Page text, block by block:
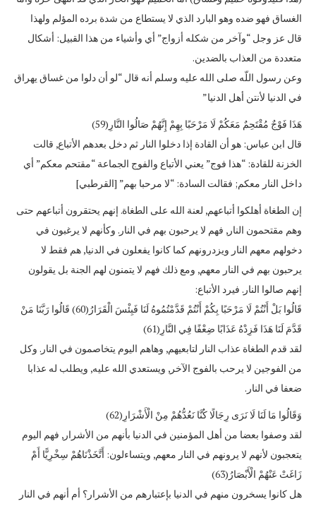
الغساق فهو ضده وهو البارد الذي لا يستطاع من شدة برده المؤلم ولهذا
قال عز وجل “وآخر من شكله أزواج” أي وأشياء من هذا القبيل: أشكال
متعددة من العذاب بالضدين.
وعن رسول اللّه صلى الله عليه وسلم أنه قال “لو أن دلوا من غساق يهراق
في الدنيا لأنتن أهل الدنيا”
هَذَا فَوْجٌ مُقْتَحِمٌ مَعَكُمْ لَا مَرْحَبًا بِهِمْ إِنَّهُمْ صَالُوا النَّارِ(59)
قال ابن عباس: هو أن القادة إذا دخلوا النار ثم دخل بعدهم الأتباع, قالت
الخزنة للقادة: “هذا فوج” يعني الأتباع والفوج الجماعة “مقتحم معكم” أي
داخل النار معكم; فقالت السادة: “لا مرحبا بهم” [القرطبي]
إن الطغاة أهلكوا أتباعهم, لعنة الله على الطغاة. إنهم يحتقرون أتباعهم حتى
وهم مقتحمون النار, فهم لا يرحبون بهم في النار. وكأنهم لا يرغبون في
دخولهم معهم النار ويزدرونهم كما كانوا يفعلون في الدنيا, هم فقط لا
يرحبون بهم في النار معهم, ومع ذلك فهم لا يتمنون لهم الجنة بل يقولون
إنهم صالوا النار. فيرد الأتباع:
قَالُوا بَلْ أَنْتُمْ لَا مَرْحَبًا بِكُمْ أَنْتُمْ قَدَّمْتُمُوهُ لَنَا فَبِئْسَ الْقَرَارُ(60) قَالُوا رَبَّنَا مَنْ
قَدَّمَ لَنَا هَذَا فَزِدْهُ عَذَابًا ضِعْفًا فِي النَّارِ(61)
لقد قدم الطغاة عذاب النار لتابعيهم, وهاهم اليوم يتخاصمون في النار. وكل
من الفوجين لا يرحب بالفوج الآخر, ويستعدي الله عليه, ويطلب له عذابا
ضعفا في النار.
وَقَالُوا مَا لَنَا لَا نَرَى رِجَالًا كُنَّا نَعُدُّهُمْ مِنْ الْأَشْرَارِ(62)
لقد وصفوا بعضا من أهل المؤمنين في الدنيا بأنهم من الأشرار, فهم اليوم
يتعجبون لأنهم لا يرونهم في النار معهم, ويتساءلون: أَتَّخَذْنَاهُمْ سِخْرِيًّا أَمْ
زَاغَتْ عَنْهُمْ الْأَبْصَارُ(63)
هل كانوا يسخرون منهم في الدنيا بإعتبارهم من الأشرار؟ أم أنهم في النار